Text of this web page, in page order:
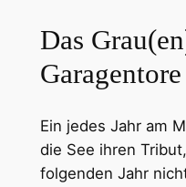
Das
Garagentore
Ein jedes Jahr am
die See ihren
folgenden Jahr